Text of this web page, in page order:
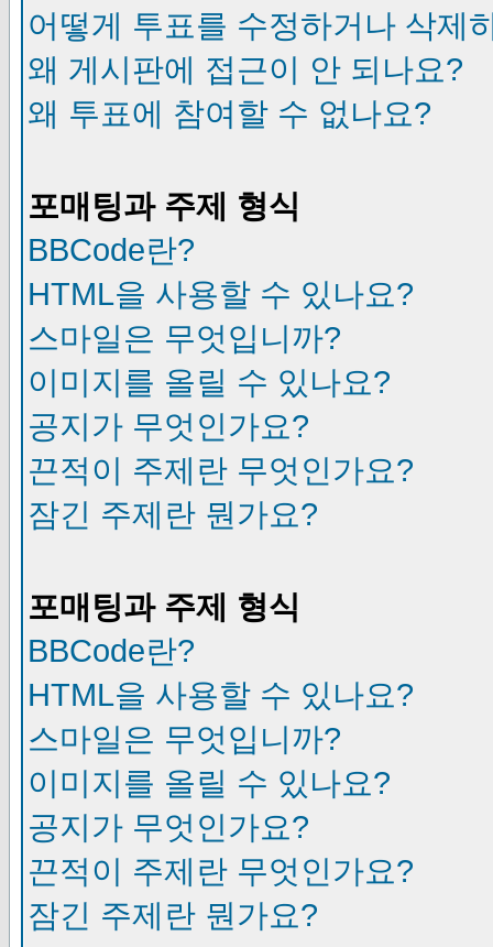
어떻게 투표를 수정하거나 삭제
왜 게시판에 접근이 안 되나요?
왜 투표에 참여할 수 없나요?
포매팅과 주제 형식
BBCode란?
HTML을 사용할 수 있나요?
스마일은 무엇입니까?
이미지를 올릴 수 있나요?
공지가 무엇인가요?
끈적이 주제란 무엇인가요?
잠긴 주제란 뭔가요?
포매팅과 주제 형식
BBCode란?
HTML을 사용할 수 있나요?
스마일은 무엇입니까?
이미지를 올릴 수 있나요?
공지가 무엇인가요?
끈적이 주제란 무엇인가요?
잠긴 주제란 뭔가요?